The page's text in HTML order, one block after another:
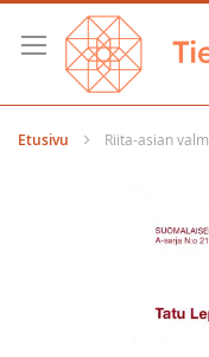
Skip
Content
Etusivu Riita-asian